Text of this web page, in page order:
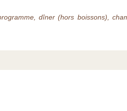
dîner (hors boissons),